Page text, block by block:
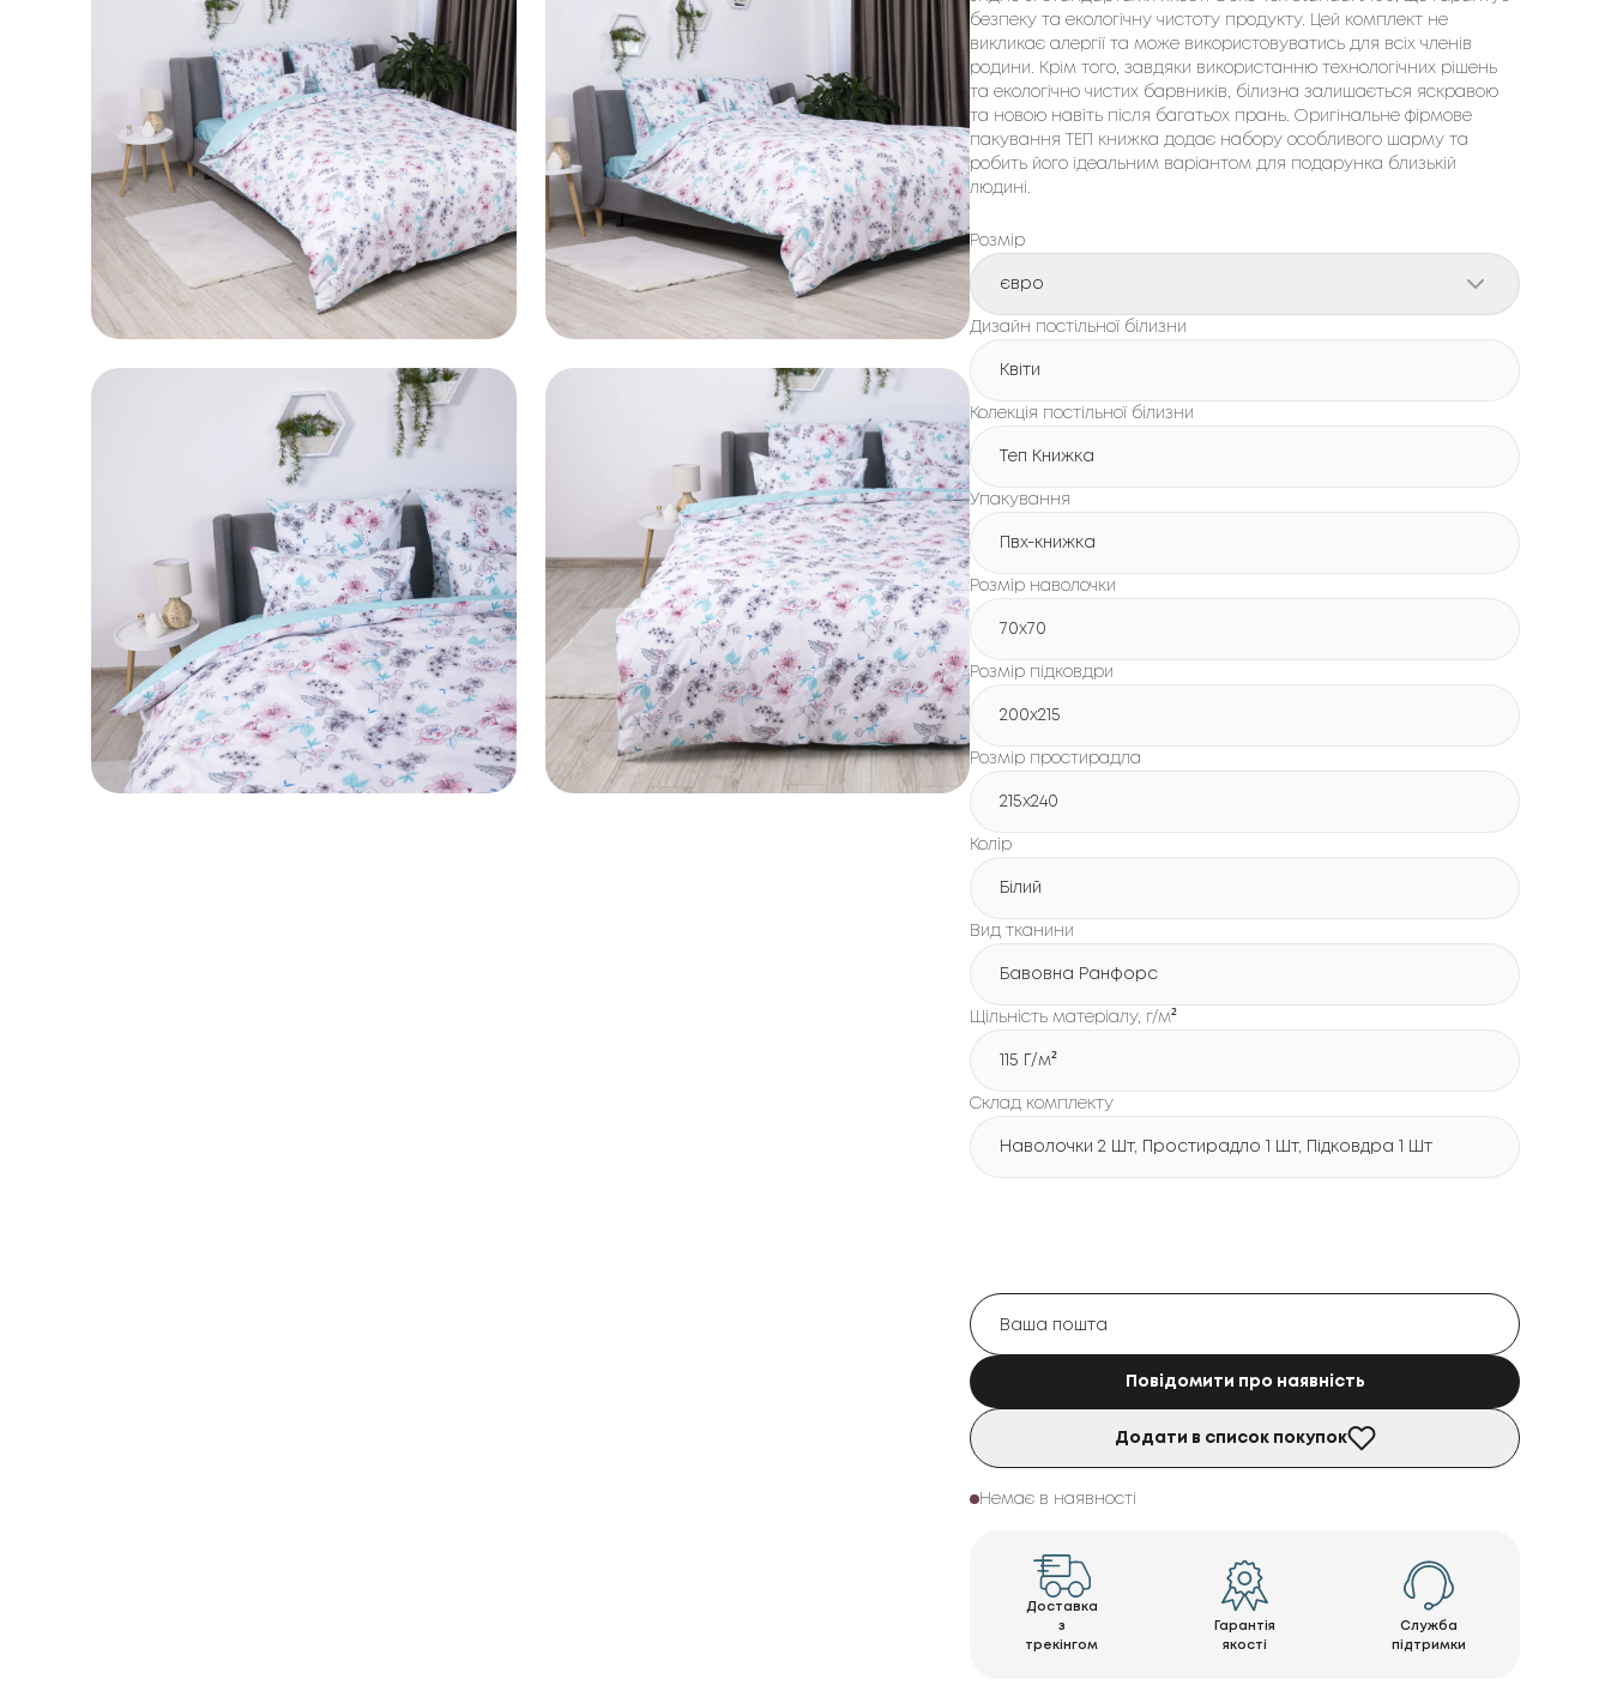
безпеку та екологічну чистоту продукту. Цей комплект не
викликає алергії та може використовуватись для всіх членів
родини. Крім того, завдяки використанню технологічних рішень
та екологічно чистих барвників, білизна залишається яскравою
та новою навіть після багатьох прань. Оригінальне фірмове
пакування ТЕП книжка додає набору особливого шарму та
робить його ідеальним варіантом для подарунка близькій
людині.
Розмір
євро
Дизайн постільної білизни
Квіти
Колекція постільної білизни
Теп Книжка
Упакування
Пвх-книжка
Розмір наволочки
70x70
Розмір підковдри
200х215
Розмір простирадла
215х240
Колір
Білий
Вид тканини
Бавовна Ранфорс
Щільність матеріалу, г/м²
115 Г/м²
Склад комплекту
Наволочки 2 Шт, Простирадло 1 Шт, Підковдра 1 Шт
Повідомити про наявність
Додати в список покупок
Немає в наявності
Доставка
з
трекінгом
Гарантія
якості
Служба
підтримки